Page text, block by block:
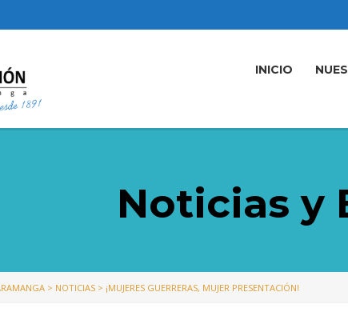
INICIO
Noticias y
> NOTICIAS > ¡MUJERES GUERRERAS, MUJER PRESENTACIÓN!